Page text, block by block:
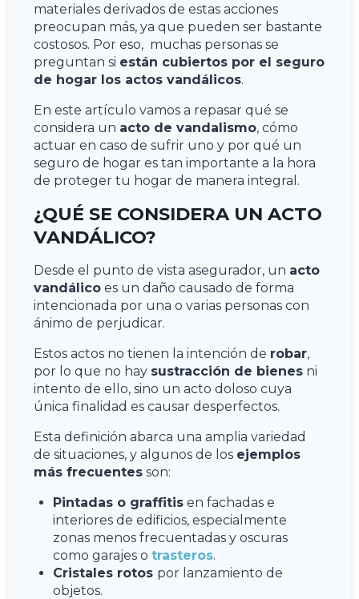
materiales derivados de estas acciones
preocupan más, ya que pueden ser bastante
costosos. Por eso, muchas personas se
preguntan si están cubiertos por el seguro
de hogar los actos vandálicos.
En este artículo vamos a repasar qué se
considera un acto de vandalismo, cómo
actuar en caso de sufrir uno y por qué un
seguro de hogar es tan importante a la hora
de proteger tu hogar de manera integral.
¿QUÉ SE CONSIDERA UN ACTO
VANDÁLICO?
Desde el punto de vista asegurador, un acto
vandálico es un daño causado de forma
intencionada por una o varias personas con
ánimo de perjudicar.
Estos actos no tienen la intención de robar,
por lo que no hay sustracción de bienes ni
intento de ello, sino un acto doloso cuya
única finalidad es causar desperfectos.
Esta definición abarca una amplia variedad
de situaciones, y algunos de los ejemplos
más frecuentes son:
Pintadas o graffitis en fachadas e
interiores de edificios, especialmente
zonas menos frecuentadas y oscuras
como garajes o trasteros.
Cristales rotos por lanzamiento de
objetos.